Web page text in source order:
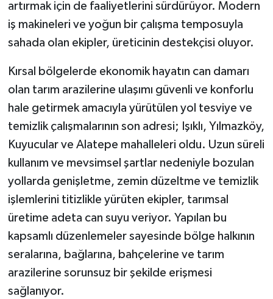
artırmak için de faaliyetlerini sürdürüyor. Modern
iş makineleri ve yoğun bir çalışma temposuyla
sahada olan ekipler, üreticinin destekçisi oluyor.
Kırsal bölgelerde ekonomik hayatın can damarı
olan tarım arazilerine ulaşımı güvenli ve konforlu
hale getirmek amacıyla yürütülen yol tesviye ve
temizlik çalışmalarının son adresi; Işıklı, Yılmazköy,
Kuyucular ve Alatepe mahalleleri oldu. Uzun süreli
kullanım ve mevsimsel şartlar nedeniyle bozulan
yollarda genişletme, zemin düzeltme ve temizlik
işlemlerini titizlikle yürüten ekipler, tarımsal
üretime adeta can suyu veriyor. Yapılan bu
kapsamlı düzenlemeler sayesinde bölge halkının
seralarına, bağlarına, bahçelerine ve tarım
arazilerine sorunsuz bir şekilde erişmesi
sağlanıyor.